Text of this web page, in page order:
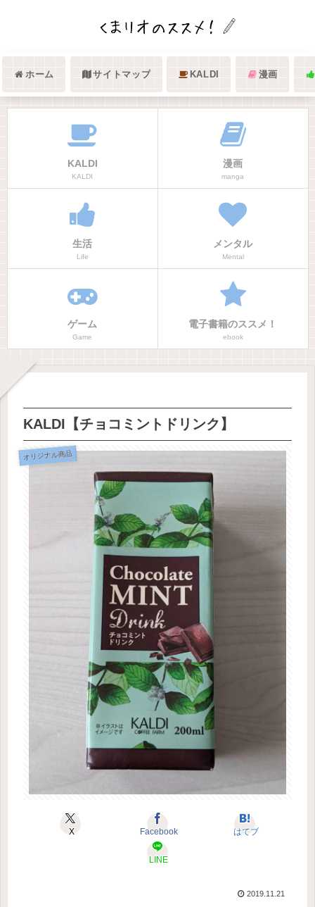
ホーム サイトマップ KALDI 漫画
KALDI
KALDI
漫画
manga
生活
Life
メンタル
Mental
ゲーム
Game
電子書籍のススメ！
ebook
KALDI【チョコミントドリンク】
オリジナル商品
X Facebook はてブ
LINE
2019.11.21